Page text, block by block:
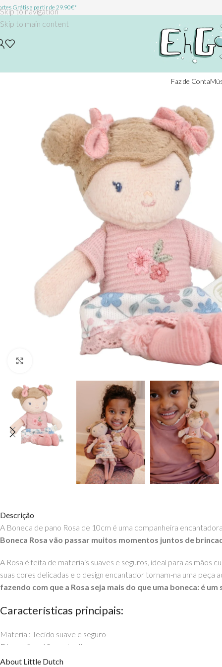
Skip to navigation
Skip to main content
Grátis a partir de 29.90€*
Faz de Conta
Descrição
A Boneca de pano Rosa de 10cm é uma companheira
Boneca Rosa vão passar muitos momentos juntos de
A Rosa é feita de materiais suaves e seguros, ideal para as mãos
suas cores delicadas e o design encantador tornam-na uma peça
fazendo com que a Rosa seja mais do que uma boneca: é
Características principais:
Material: Tecido suave e seguro
Dimensões: 10 cm de altura
Idade recomendada: Dos 12 meses aos 6 anos
About Little Dutch